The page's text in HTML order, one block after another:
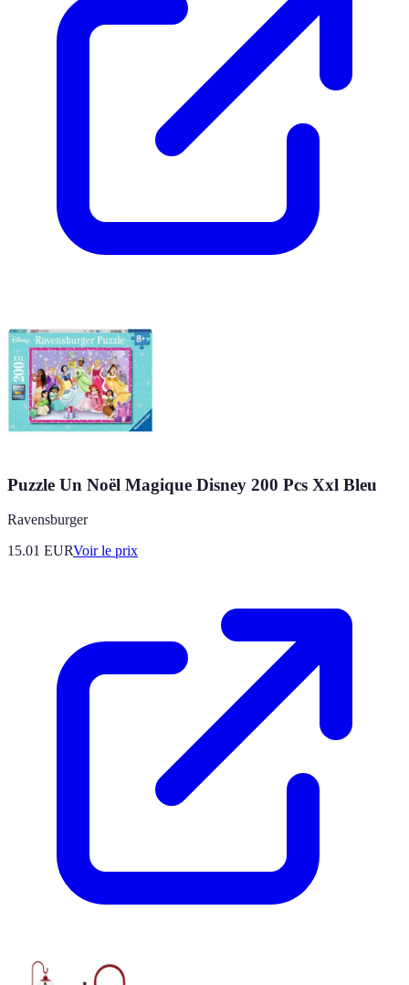
Puzzle Un Noël Magique Disney 200 Pcs Xxl Bleu
Ravensburger
15.01 EURVoir le prix